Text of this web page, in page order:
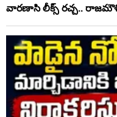
వారణాసి లీక్స్ రచ్చ..